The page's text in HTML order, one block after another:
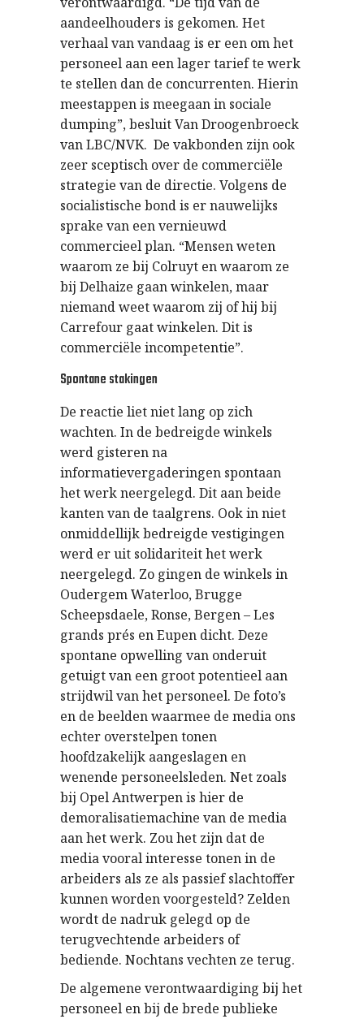
aandeelhouders is gekomen. Het
verhaal van vandaag is er een om het
personeel aan een lager tarief te werk
te stellen dan de concurrenten. Hierin
meestappen is meegaan in sociale
dumping”, besluit Van Droogenbroeck
van LBC/NVK. De vakbonden zijn ook
zeer sceptisch over de commerciële
strategie van de directie. Volgens de
socialistische bond is er nauwelijks
sprake van een vernieuwd
commercieel plan. “Mensen weten
waarom ze bij Colruyt en waarom ze
bij Delhaize gaan winkelen, maar
niemand weet waarom zij of hij bij
Carrefour gaat winkelen. Dit is
commerciële incompetentie”.
Spontane stakingen
De reactie liet niet lang op zich
wachten. In de bedreigde winkels
werd gisteren na
informatievergaderingen spontaan
het werk neergelegd. Dit aan beide
kanten van de taalgrens. Ook in niet
onmiddellijk bedreigde vestigingen
werd er uit solidariteit het werk
neergelegd. Zo gingen de winkels in
Oudergem Waterloo, Brugge
Scheepsdaele, Ronse, Bergen – Les
grands prés en Eupen dicht. Deze
spontane opwelling van onderuit
getuigt van een groot potentieel aan
strijdwil van het personeel. De foto’s
en de beelden waarmee de media ons
echter overstelpen tonen
hoofdzakelijk aangeslagen en
wenende personeelsleden. Net zoals
bij Opel Antwerpen is hier de
demoralisatiemachine van de media
aan het werk. Zou het zijn dat de
media vooral interesse tonen in de
arbeiders als ze als passief slachtoffer
kunnen worden voorgesteld? Zelden
wordt de nadruk gelegd op de
terugvechtende arbeiders of
bediende. Nochtans vechten ze terug.
De algemene verontwaardiging bij het
personeel en bij de brede publieke